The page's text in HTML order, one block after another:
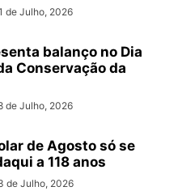
de Julho, 2026
balanço no Dia
Conservação da
de Julho, 2026
de Agosto só se
a 118 anos
de Julho, 2026